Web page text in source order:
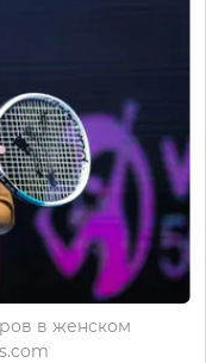
в женском